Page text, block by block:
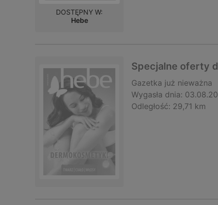
DOSTĘPNY W:
Hebe
Specjalne oferty
Gazetka już nieważna
Wygasła dnia:
Odległość: 29,71 km